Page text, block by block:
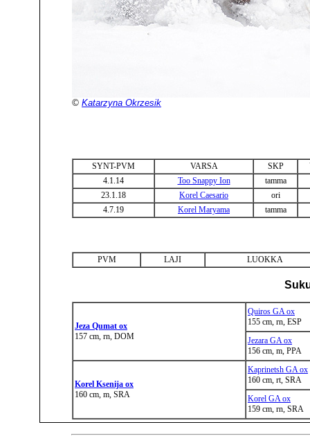
© Katarzyna Okrzesik
SYNT-PVM VARSA SKP
4.1.14
Too Snappy Ion
tamma
23.1.18
Korel Caesario
ori
4.7.19
Korel Maryama tamma
PVM LAJI LUOKKA
Jeza Qumat ox
157 cm, rn, DOM
Quiros GA ox
155 cm, rn, ESP
Jezara GA ox
156 cm, m, PPA
Korel Ksenija ox
160 cm, m, SRA
Kaprinetsh GA ox
160 cm, rt, SRA
Korel GA ox
159 cm, rn, SRA